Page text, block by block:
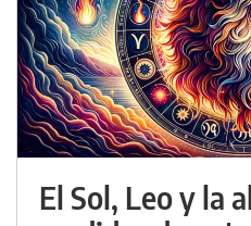
El Sol, Leo y la